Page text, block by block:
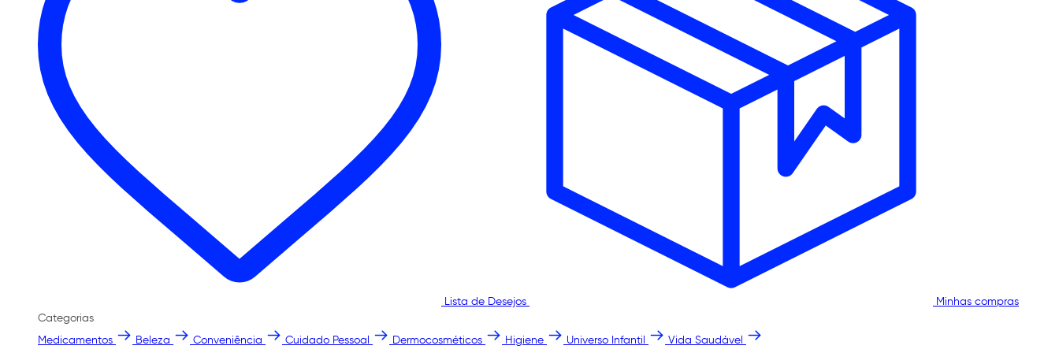
Lista de Desejos
Minhas compras
Categorias
Medicamentos
Beleza Conveniência Cuidado Pessoal Dermocosméticos Higiene Universo Infantil Vida Saudável